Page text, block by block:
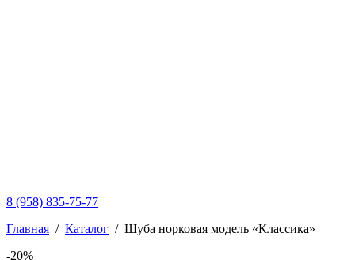
8 (958) 835-75-77
Главная / Каталог / Шуба норковая модель «Классика»
-20%